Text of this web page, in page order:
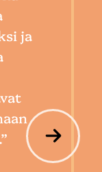
ja